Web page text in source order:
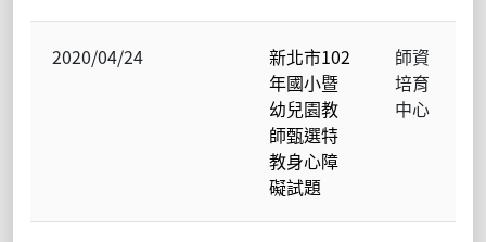
2020/04/24
新北市102
年國小暨
幼兒園教
師甄選特
教身心障
礙試題
師資
培育
中心